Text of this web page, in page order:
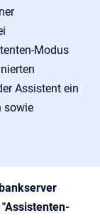
Modus
Assistent ein
sowie
"Assistenten-